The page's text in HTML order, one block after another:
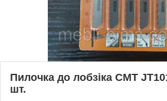
Пилочка до лобзіка CMT
шт.